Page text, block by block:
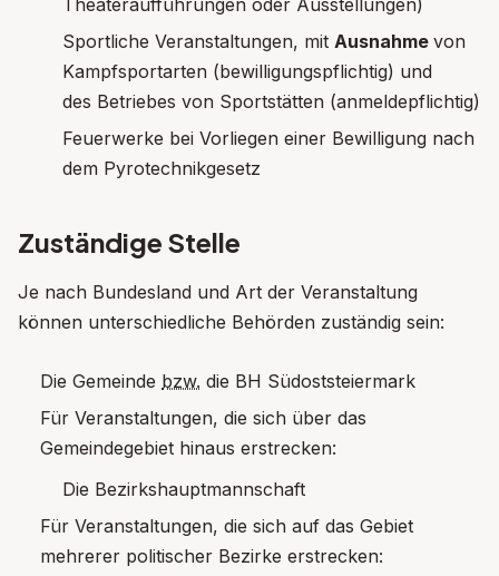
Sportliche Veranstaltungen, mit Ausnahme von
Kampfsportarten (bewilligungspflichtig) und
des Betriebes von Sportstätten (anmeldepflichtig)
Feuerwerke bei Vorliegen einer Bewilligung nach
dem Pyrotechnikgesetz
Zuständige Stelle
Je nach Bundesland und Art der Veranstaltung
können unterschiedliche Behörden zuständig sein:
Die Gemeinde bzw. die BH Südoststeiermark
Für Veranstaltungen, die sich über das
Gemeindegebiet hinaus erstrecken:
Die Bezirkshauptmannschaft
Für Veranstaltungen, die sich auf das Gebiet
mehrerer politischer Bezirke erstrecken: